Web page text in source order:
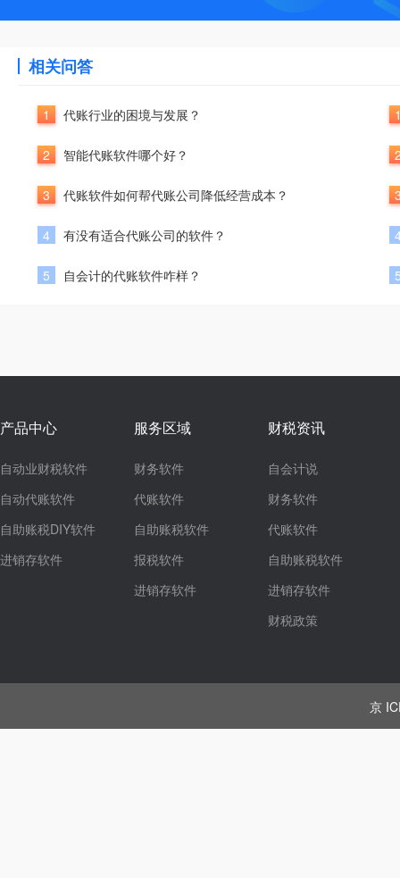
相关问答
1 代账行业的困境与发展？
2 智能代账软件哪个好？
3 代账软件如何帮代账公司降低经营成本？
4 有没有适合代账公司的软件？
5 自会计的代账软件咋样？
产品中心
自动业财税软件
自动代账软件
自助账税DIY软件
进销存软件
服务区域
财务软件
代账软件
自助账税软件
报税软件
进销存软件
财税资讯
自会计说
财务软件
代账软件
自助账税软件
进销存软件
财税政策
京